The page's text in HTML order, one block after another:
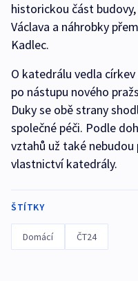
historickou část
Václava a náhrobky
Kadlec.
O katedrálu vedla
po nástupu nového
Duky se obě strany
společné péči. Podle
vztahů už také
vlastnictví katedrály.
ŠTÍTKY
Domácí ČT24